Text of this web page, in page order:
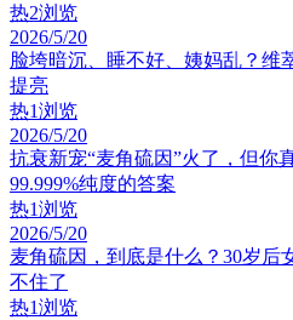
热2浏览
2026/5/20
脸垮暗沉、睡不好、姨妈乱？维
提亮
热1浏览
2026/5/20
抗衰新宠“麦角硫因”火了，但你
99.999%纯度的答案
热1浏览
2026/5/20
麦角硫因，到底是什么？30岁后
不住了
热1浏览